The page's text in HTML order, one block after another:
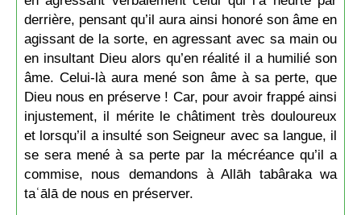
derrière, pensant qu’il aura ainsi honoré son âme en
agissant de la sorte, en agressant avec sa main ou
en insultant Dieu alors qu’en réalité il a humilié son
âme. Celui-là aura mené son âme à sa perte, que
Dieu nous en préserve ! Car, pour avoir frappé ainsi
injustement, il mérite le châtiment très douloureux
et lorsqu’il a insulté son Seigneur avec sa langue, il
se sera mené à sa perte par la mécréance qu’il a
commise, nous demandons à Allāh tabâraka wa
taʿālā de nous en préserver.